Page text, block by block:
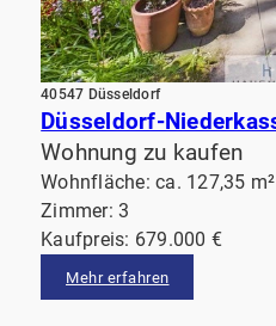
40547 Düsseldorf
Wohnung zu kaufen
Wohnfläche: ca. 127,35 m²
Zimmer: 3
Kaufpreis: 679.000 €
Mehr erfahren